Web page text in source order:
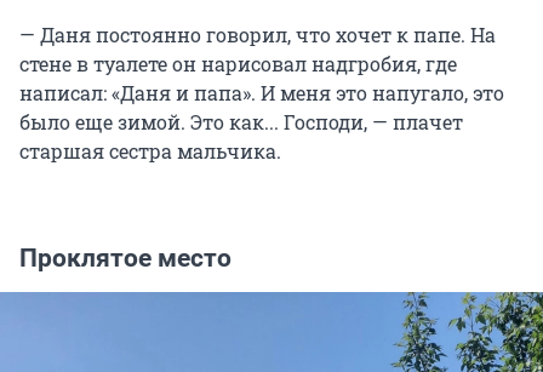
— Даня постоянно говорил, что хочет к папе. На
стене в туалете он нарисовал надгробия, где
написал: «Даня и папа». И меня это напугало, это
было еще зимой. Это как... Господи, — плачет
старшая сестра мальчика.
Проклятое место